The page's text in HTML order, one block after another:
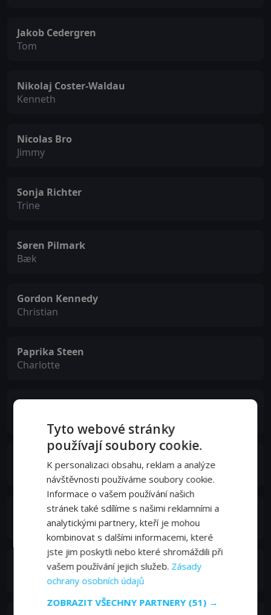
Jakob Cedergren
Tom
Nikolaj Coster-Waldau
Kenneth
Nicolas Bro
Jimmy
Sonja Richter
Trine
Søren Pilmark
Bæk
Gordon Kennedy
Christian
Paprika Steen
Charlotte
Ole Ernst
Nikolaj Lie Kaas
Carsten
Tyto webové stránky
používají soubory cookie.
K personalizaci obsahu, reklam a analýze
návštěvnosti používáme soubory cookie.
Informace o vašem používání našich
stránek také sdílíme s našimi reklamními a
analytickými partnery, kteří je mohou
kombinovat s dalšími informacemi, které
jste jim poskytli nebo které shromáždili při
vašem používání jejich služeb. Zásady
ochrany osobních údajů
ZOBRAZIT VŠECHNY PARTNERY (51) →